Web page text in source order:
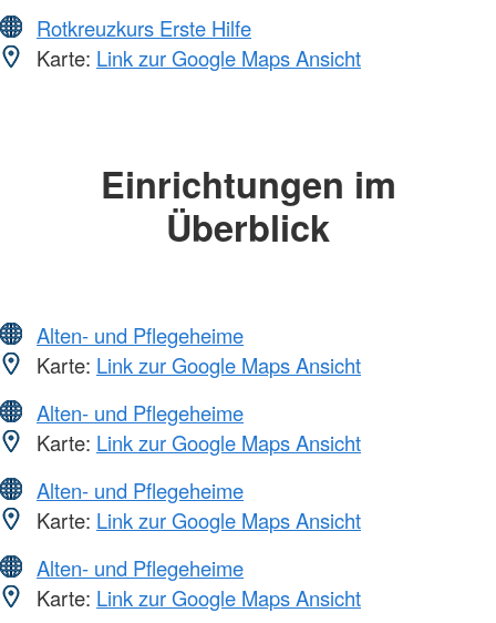
Rotkreuzkurs Erste Hilfe
Karte: Link zur Google Maps Ansicht
Einrichtungen im
Überblick
Alten- und Pflegeheime
Karte: Link zur Google Maps Ansicht
Alten- und Pflegeheime
Karte: Link zur Google Maps Ansicht
Alten- und Pflegeheime
Karte: Link zur Google Maps Ansicht
Alten- und Pflegeheime
Karte: Link zur Google Maps Ansicht